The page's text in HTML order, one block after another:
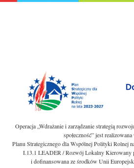
Operacja „Wdrażanie i zarządzanie strategią
społeczność” jest
Planu Strategicznego dla Wspólnej Polityki Rolnej
I.13.1 LEADER / Rozwój Lokalny Kierowany
i dofinansowana ze środków Unii